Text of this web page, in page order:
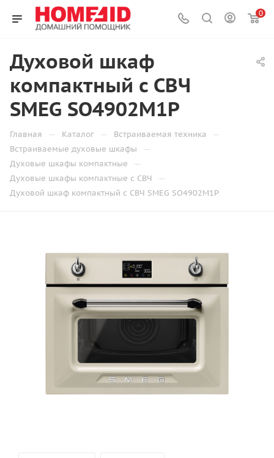
0
Духовой шкаф
компактный с СВЧ
SMEG SO4902M1P
Главная — Каталог — Встраиваемая техника —
Встраиваемые духовые шкафы —
Духовые шкафы компактные —
Духовые шкафы компактные с СВЧ —
Духовой шкаф компактный с СВЧ SMEG SO4902M1P